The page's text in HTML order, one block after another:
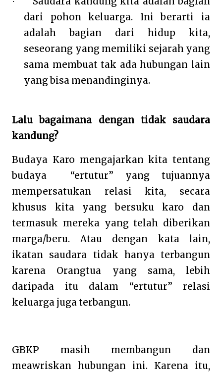
dari pohon keluarga. Ini berarti ia
adalah bagian dari hidup kita,
seseorang yang memiliki sejarah yang
sama membuat tak ada hubungan lain
yang bisa menandinginya.
Lalu bagaimana dengan tidak saudara
kandung?
Budaya Karo mengajarkan kita tentang
budaya
“ertutur” yang tujuannya
mempersatukan relasi kita, secara
khusus kita yang bersuku karo dan
termasuk mereka yang telah diberikan
marga/beru. Atau dengan kata lain,
ikatan saudara tidak hanya terbangun
karena Orangtua yang sama, lebih
daripada itu dalam “ertutur” relasi
keluarga juga terbangun.
GBKP masih membangun dan
meawriskan hubungan ini. Karena itu,